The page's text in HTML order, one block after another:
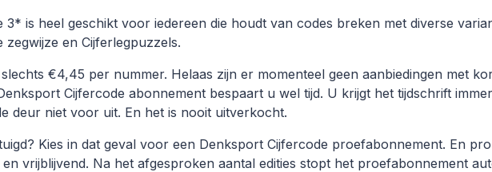
3* is heel geschikt voor iedereen die houdt van codes breken met diverse
zegwijze en Cijferlegpuzzels.
€4,45 per nummer. Helaas zijn er momenteel geen aanbiedingen met
Cijfercode abonnement bespaart u wel tijd. U krijgt het tijdschrift
deur niet voor uit. En het is nooit uitverkocht.
Kies in dat geval voor een Denksport Cijfercode proefabonnement. En
en vrijblijvend. Na het afgesproken aantal edities stopt het proefabonnement